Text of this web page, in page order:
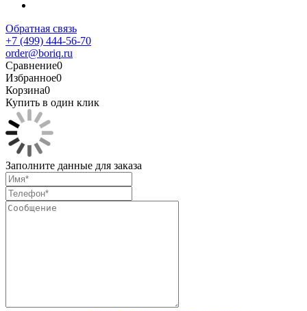
Обратная связь
+7 (499) 444-56-70
order@boriq.ru
Сравнение0
Избранное0
Корзина0
Купить в один клик
Заполните данные для заказа